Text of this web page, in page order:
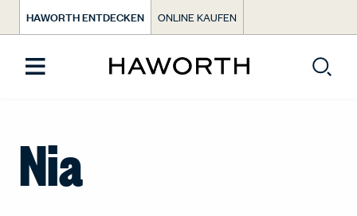
HAWORTH ENTDECKEN ONLINE KAUFEN
Nia